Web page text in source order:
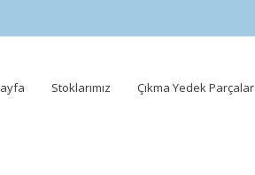
Stoklarımız Çıkma Yedek Parçalar